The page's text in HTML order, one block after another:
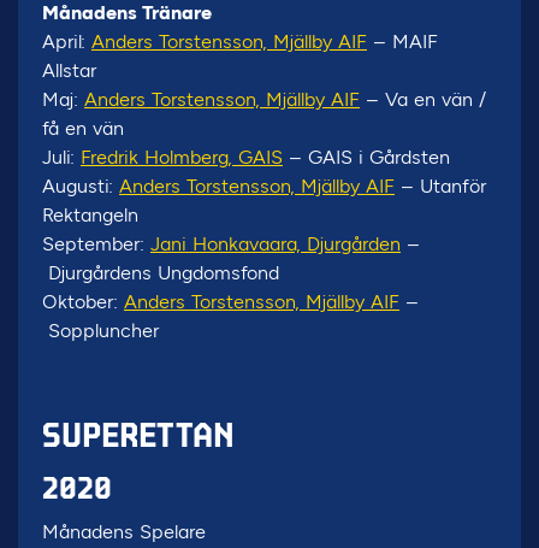
Månadens Tränare
April: Anders Torstensson, Mjällby AIF – MAIF
Allstar
Maj: Anders Torstensson, Mjällby AIF – Va en vän /
få en vän
Juli: Fredrik Holmberg, GAIS – GAIS i Gårdsten
Augusti: Anders Torstensson, Mjällby AIF – Utanför
Rektangeln
September: Jani Honkavaara, Djurgården –
Djurgårdens Ungdomsfond
Oktober: Anders Torstensson, Mjällby AIF –
Soppluncher
SUPERETTAN
2020
Månadens Spelare